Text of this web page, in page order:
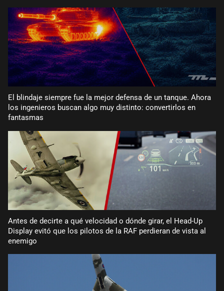
El blindaje siempre fue la mejor defensa de un tanque. Ahora
los ingenieros buscan algo muy distinto: convertirlos en
fantasmas
Antes de decirte a qué velocidad o dónde girar, el Head-Up
Display evitó que los pilotos de la RAF perdieran de vista al
enemigo